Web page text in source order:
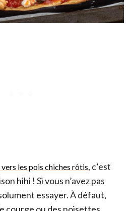
vers les pois chiches rôtis, c’est
hihi ! Si vous n’avez pas
essayer. À défaut,